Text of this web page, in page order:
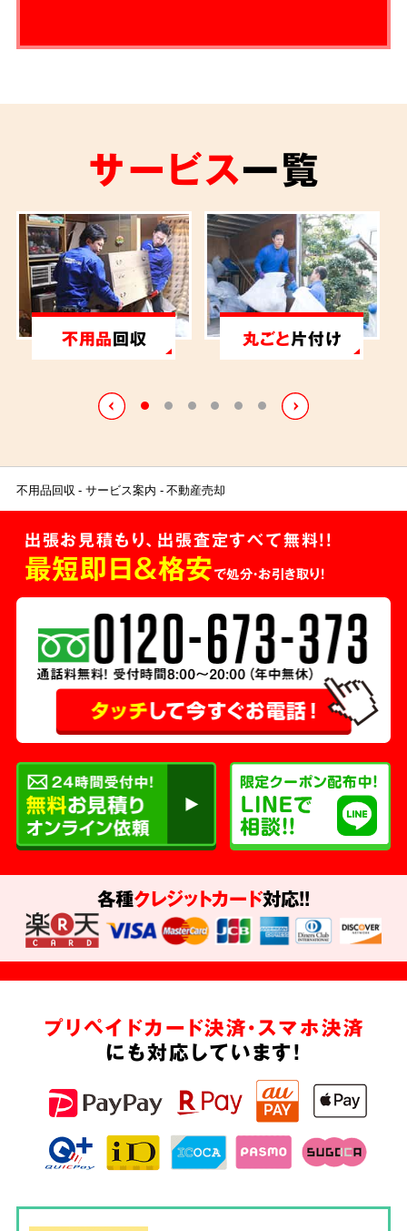
サービス一覧
不用品回収 丸ごと片付け
不用品回収 サービス案内 不動産売却
出張お見積もり、出張査定すべて無料!!
最短即日＆格安で処分・お引き取り！
各種クレジットカード対応!!
プリペイドカード決済・スマホ決済
にも対応しています!